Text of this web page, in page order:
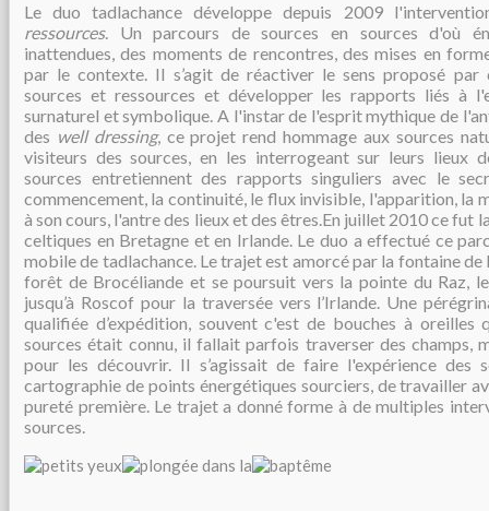
Le duo tadlachance développe depuis 2009
ressources. Un parcours de sources en sources d'où
inattendues, des moments de rencontres, des mises en
par le contexte. Il s’agit de réactiver le sens proposé par
sources et ressources et développer les rapports liés à
surnaturel et symbolique. A l'instar de l'esprit mythique de
des well dressing, ce projet rend hommage aux sources
visiteurs des sources, en les interrogeant sur leurs lieux
sources entretiennent des rapports singuliers avec le
commencement, la continuité, le flux invisible, l'apparition, la
à son cours, l'antre des lieux et des êtres.En juillet 2010 ce fut
celtiques en Bretagne et en Irlande. Le duo a effectué ce
mobile de tadlachance. Le trajet est amorcé par la fontaine de
forêt de Brocéliande et se poursuit vers la pointe du Raz,
jusqu’à Roscof pour la traversée vers l’Irlande. Une
qualifiée d’expédition, souvent c'est de bouches à oreilles
sources était connu, il fallait parfois traverser des champs,
pour les découvrir. Il s’agissait de faire l'expérience des
cartographie de points énergétiques sourciers, de travailler
pureté première. Le trajet a donné forme à de multiples
sources.